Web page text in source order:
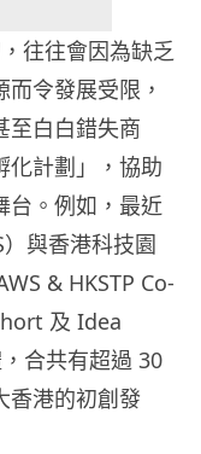
往往會因為缺乏
令發展受限，
至白白錯失商
化計劃」，協助
台。例如，最近
與香港科技園
& HKSTP Co-
及 Idea
合共有超過 30
香港的初創發